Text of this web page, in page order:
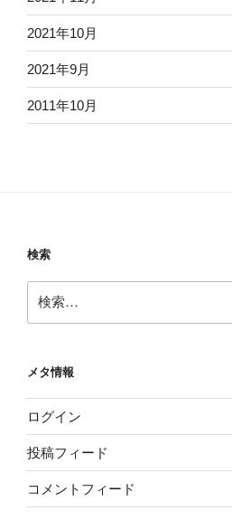
2021年10月
2021年9月
2011年10月
検索
索:
メタ情報
ログイン
投稿フィード
コメントフィード